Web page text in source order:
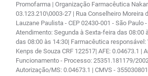
Promofarma | Organização Farmacêutica
03.123.210\0003-27 | Rua Conselheiro Moreira
Lauzane Paulista - CEP 02430-001 - São Paulo
Atendimento: Segunda à Sexta-feira das 08:00
das 08:00 às 14:30| Farmacêutica responsável:
Kenps de Souza CRF 122517| AFE: 0.04673.1 |
Funcionamento - Processo: 25351.181179/
Autorização/MS: 0.04673.1 | CMVS -